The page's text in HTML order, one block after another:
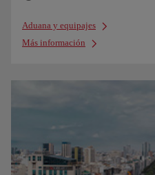
Aduana y equipajes
Más información